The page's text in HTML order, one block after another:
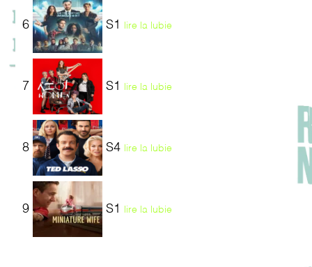
6 S1 lire la lubie
7 S1 lire la lubie
8 S4 lire la lubie
9 S1 lire la lubie